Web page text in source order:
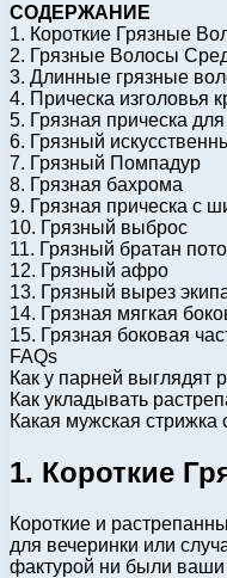
СОДЕРЖАНИЕ
1. Короткие Грязные
2. Грязные Волосы
3. Длинные грязные
4. Прическа изголовья
5. Грязная прическа
6. Грязный
7. Грязный Помпадур
8. Грязная бахрома
9. Грязная прическа с
10. Грязный выброс
11. Грязный братан
12. Грязный афро
13. Грязный вырез
14. Грязная мягкая
15. Грязная боковая
FAQs
Как у парней выглядят
Как укладывать
Какая мужская
1. Короткие
Короткие и
для вечеринки или
фактурой ни были